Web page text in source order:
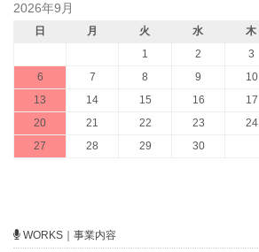
2026年9月
日 月 火 水 木
1
2 3
6
7 8 9 10
13
14 15 16 17
20
21 22 23 24
27
28 29 30
WORKS｜事業内容